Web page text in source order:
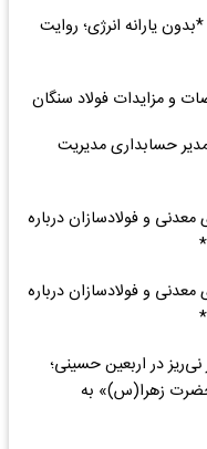
یارانه انرژی؛ روایت
و مزایدات فولاد سنگان
مدیر حسابداری مدیریت
و فولادسازان درباره
و فولادسازان درباره
در اربعین حسینی؛
زهرا(س)» به